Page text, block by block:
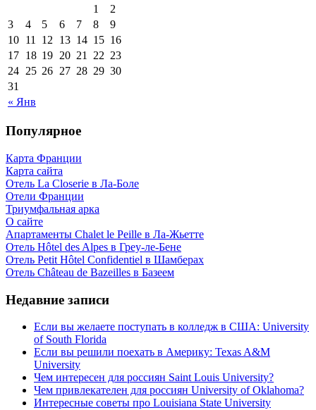
« Янв
1
2
3
4 5 6 7 8
9
10 11 12 13 14 15 16
17 18 19 20 21 22 23
24 25 26 27 28 29 30
31
Популярное
Карта Франции
Карта сайта
Отель La Closerie в Ла-Боле
Отели Франции
Триумфальная арка
О сайте
Апартаменты Chalet le Peille в Ла-Жьетте
Отель Hôtel des Alpes в Греу-ле-Бене
Отель Petit Hôtel Confidentiel в Шамберах
Отель Château de Bazeilles в Базеем
Недавние записи
Если вы желаете поступать в колледж в США: University
of South Florida
Если вы решили поехать в Америку: Texas A&M
University
Чем интересен для россиян Saint Louis University?
Чем привлекателен для россиян University of Oklahoma?
Интересные советы про Louisiana State University